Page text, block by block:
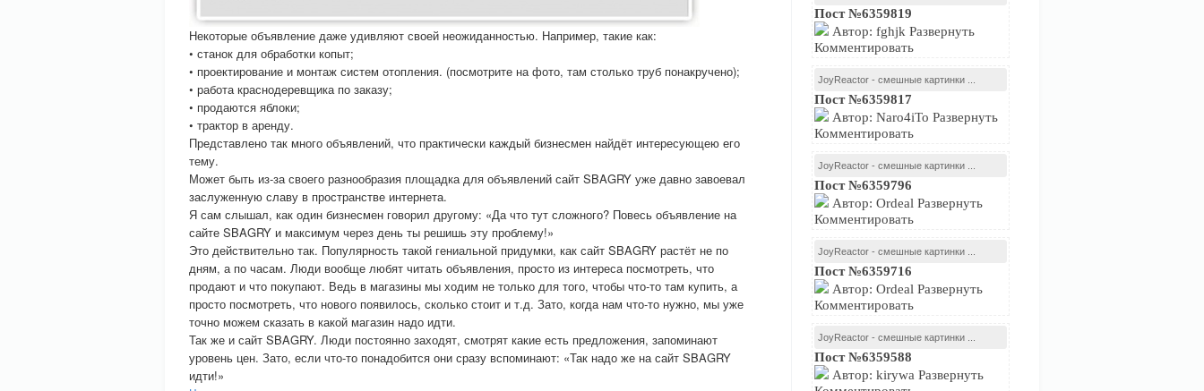
Пост №6359819
Автор: fghjk Развернуть
Комментировать
JoyReactor - смешные картинки ...
Пост №6359817
Автор: Naro4iTo Развернуть
Комментировать
JoyReactor - смешные картинки ...
Пост №6359796
Автор: Ordeal Развернуть
Комментировать
JoyReactor - смешные картинки ...
Пост №6359716
Автор: Ordeal Развернуть
Комментировать
JoyReactor - смешные картинки ...
Пост №6359588
Автор: kirywa Развернуть
Некоторые объявление даже удивляют своей неожиданностью. Например, такие как:
• станок для обработки копыт;
• проектирование и монтаж систем отопления. (посмотрите на фото, там столько труб понакручено);
• работа краснодеревщика по заказу;
• продаются яблоки;
• трактор в аренду.
Представлено так много объявлений, что практически каждый бизнесмен найдёт интересующею его
тему.
Может быть из-за своего разнообразия площадка для объявлений сайт SBAGRY уже давно завоевал
заслуженную славу в пространстве интернета.
Я сам слышал, как один бизнесмен говорил другому: «Да что тут сложного? Повесь объявление на
сайте SBAGRY и максимум через день ты решишь эту проблему!»
Это действительно так. Популярность такой гениальной придумки, как сайт SBAGRY растёт не по
дням, а по часам. Люди вообще любят читать объявления, просто из интереса посмотреть, что
продают и что покупают. Ведь в магазины мы ходим не только для того, чтобы что-то там купить, а
просто посмотреть, что нового появилось, сколько стоит и т.д. Зато, когда нам что-то нужно, мы уже
точно можем сказать в какой магазин надо идти.
Так же и сайт SBAGRY. Люди постоянно заходят, смотрят какие есть предложения, запоминают
уровень цен. Зато, если что-то понадобится они сразу вспоминают: «Так надо же на сайт SBAGRY
идти!»